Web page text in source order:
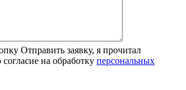
Отправить заявку, я прочитал
на обработку персональных